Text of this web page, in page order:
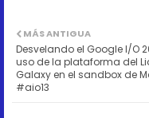
MÁS ANTIGUA
Desvelando el Google I/O
uso de la plataforma del
Galaxy en el sandbox de
#aio13